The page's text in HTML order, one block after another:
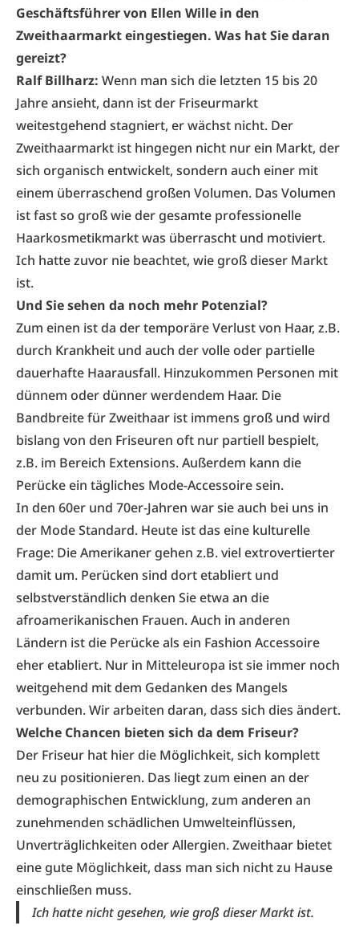
Geschäftsführer von Ellen Wille in den
Zweithaarmarkt eingestiegen. Was hat Sie daran
gereizt?
Ralf Billharz: Wenn man sich die letzten 15 bis 20
Jahre ansieht, dann ist der Friseurmarkt
weitestgehend stagniert, er wächst nicht. Der
Zweithaarmarkt ist hingegen nicht nur ein Markt, der
sich organisch entwickelt, sondern auch einer mit
einem überraschend großen Volumen. Das Volumen
ist fast so groß wie der gesamte professionelle
Haarkosmetikmarkt was überrascht und motiviert.
Ich hatte zuvor nie beachtet, wie groß dieser Markt
ist.
Und Sie sehen da noch mehr Potenzial?
Zum einen ist da der temporäre Verlust von Haar, z.B.
durch Krankheit und auch der volle oder partielle
dauerhafte Haarausfall. Hinzukommen Personen mit
dünnem oder dünner werdendem Haar. Die
Bandbreite für Zweithaar ist immens groß und wird
bislang von den Friseuren oft nur partiell bespielt,
z.B. im Bereich Extensions. Außerdem kann die
Perücke ein tägliches Mode-Accessoire sein.
In den 60er und 70er-Jahren war sie auch bei uns in
der Mode Standard. Heute ist das eine kulturelle
Frage: Die Amerikaner gehen z.B. viel extrovertierter
damit um. Perücken sind dort etabliert und
selbstverständlich denken Sie etwa an die
afroamerikanischen Frauen. Auch in anderen
Ländern ist die Perücke als ein Fashion Accessoire
eher etabliert. Nur in Mitteleuropa ist sie immer noch
weitgehend mit dem Gedanken des Mangels
verbunden. Wir arbeiten daran, dass sich dies ändert.
Welche Chancen bieten sich da dem Friseur?
Der Friseur hat hier die Möglichkeit, sich komplett
neu zu positionieren. Das liegt zum einen an der
demographischen Entwicklung, zum anderen an
zunehmenden schädlichen Umwelteinflüssen,
Unverträglichkeiten oder Allergien. Zweithaar bietet
eine gute Möglichkeit, dass man sich nicht zu Hause
einschließen muss.
Ich hatte nicht gesehen, wie groß dieser Markt ist.